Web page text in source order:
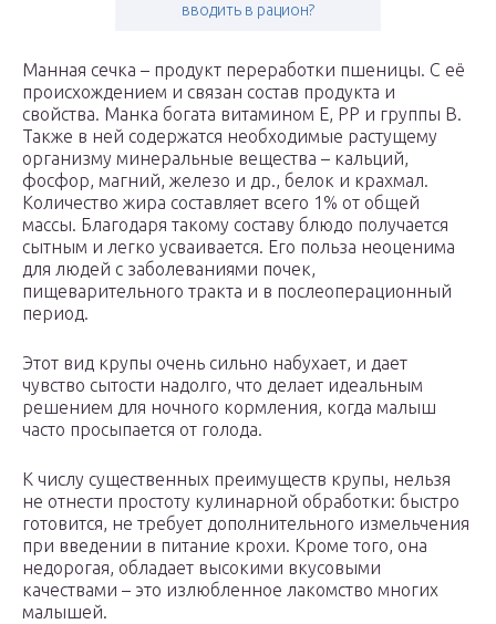
вводить в рацион?
Манная сечка – продукт переработки пшеницы. С её
происхождением и связан состав продукта и
свойства. Манка богата витамином E, PP и группы B.
Также в ней содержатся необходимые растущему
организму минеральные вещества – кальций,
фосфор, магний, железо и др., белок и крахмал.
Количество жира составляет всего 1% от общей
массы. Благодаря такому составу блюдо получается
сытным и легко усваивается. Его польза неоценима
для людей с заболеваниями почек,
пищеварительного тракта и в послеоперационный
период.
Этот вид крупы очень сильно набухает, и дает
чувство сытости надолго, что делает идеальным
решением для ночного кормления, когда малыш
часто просыпается от голода.
К числу существенных преимуществ крупы, нельзя
не отнести простоту кулинарной обработки: быстро
готовится, не требует дополнительного измельчения
при введении в питание крохи. Кроме того, она
недорогая, обладает высокими вкусовыми
качествами – это излюбленное лакомство многих
малышей.